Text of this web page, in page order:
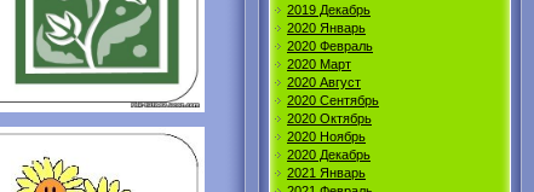
2019 Декабрь
2020 Январь
2020 Февраль
2020 Март
2020 Август
2020 Сентябрь
2020 Октябрь
2020 Ноябрь
2020 Декабрь
2021 Январь